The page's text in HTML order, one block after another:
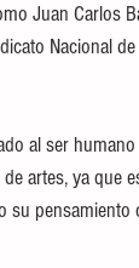
Juan Carlos
Nacional
al ser
artes, ya que
su